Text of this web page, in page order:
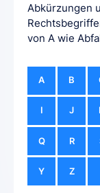
Abkürzungen
von A wie
A B
I J
Q R
Y Z